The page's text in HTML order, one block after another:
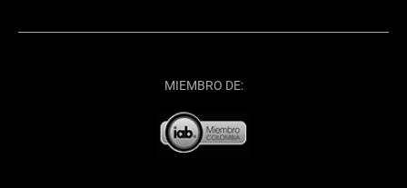
MIEMBRO DE: